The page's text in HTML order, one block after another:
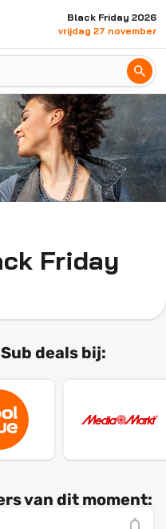
Black Friday 2026
vrijdag 27 november
Friday
deals bij:
van dit moment: